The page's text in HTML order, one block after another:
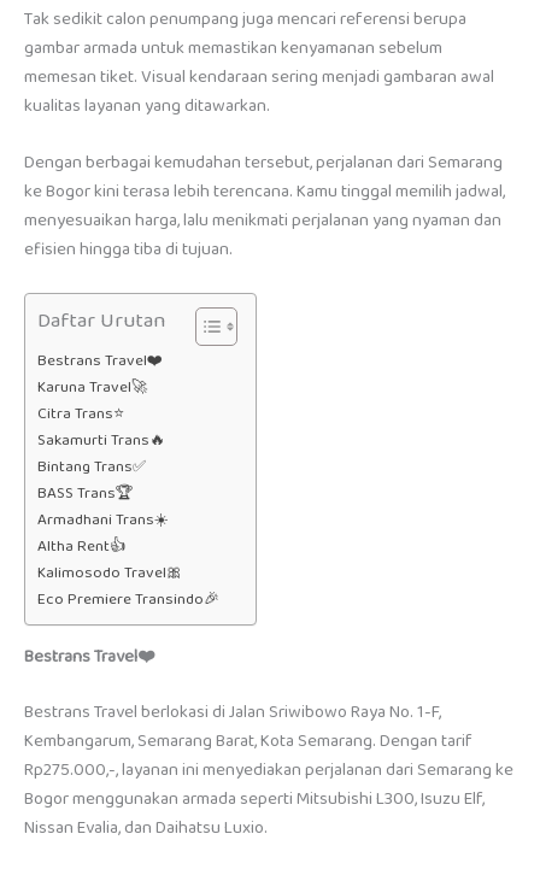
Tak sedikit calon penumpang juga mencari referensi berupa
gambar armada untuk memastikan kenyamanan sebelum
memesan tiket. Visual kendaraan sering menjadi gambaran awal
kualitas layanan yang ditawarkan.
Dengan berbagai kemudahan tersebut, perjalanan dari Semarang
ke Bogor kini terasa lebih terencana. Kamu tinggal memilih jadwal,
menyesuaikan harga, lalu menikmati perjalanan yang nyaman dan
efisien hingga tiba di tujuan.
Daftar Urutan
Bestrans Travel❤️
Karuna Travel🚀
Citra Trans⭐
Sakamurti Trans🔥
Bintang Trans✅
BASS Trans🏆
Armadhani Trans☀️
Altha Rent👍
Kalimosodo Travel🎀
Eco Premiere Transindo🎉
Bestrans Travel❤️
Bestrans Travel berlokasi di Jalan Sriwibowo Raya No. 1-F,
Kembangarum, Semarang Barat, Kota Semarang. Dengan tarif
Rp275.000,-, layanan ini menyediakan perjalanan dari Semarang ke
Bogor menggunakan armada seperti Mitsubishi L300, Isuzu Elf,
Nissan Evalia, dan Daihatsu Luxio.